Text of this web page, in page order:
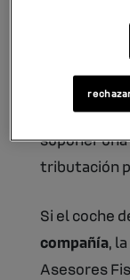
¿A quién
El coche
suponer
tributación
Si el coche
compañía,
Asesores